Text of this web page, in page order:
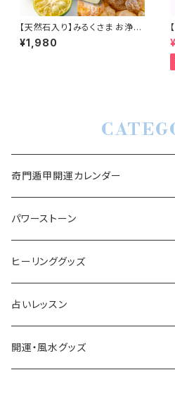
【天然石入り】みるくさま お浄め
塩スプレー
¥1,980
奇門遁甲開運カレンダー
パワーストーン
ヒーリンググッズ
占いレッスン
動画レッスン
開運・風水グッズ